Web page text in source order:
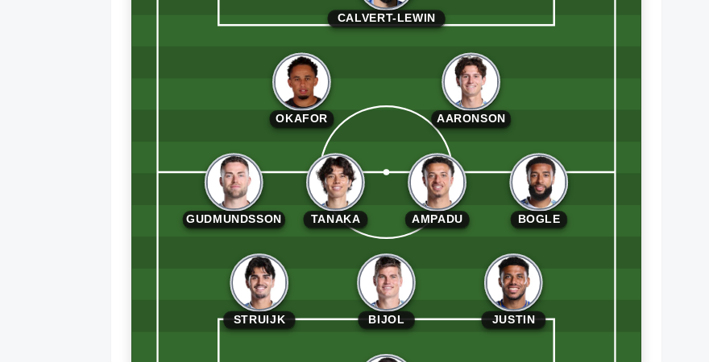
STRUIJK BIJOL JUSTIN
GUDMUNDSSON TANAKA AMPADU BOGLE
OKAFOR AARONSON
CALVERT-LEWIN